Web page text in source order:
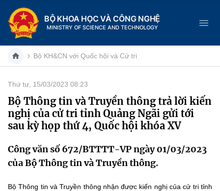
BỘ KHOA HỌC VÀ CÔNG NGHỆ
MINISTRY OF SCIENCE AND TECHNOLOGY
Danh mục
Trang chủ
Chức năng nhiệm vụ
Cơ cấu tổ chức
Tin tức sự kiện
Khoa học và Công nghệ
Dịch vụ công
Bộ KH&CN với Quốc hội và Cử tri
Thứ tư, 15/03/2023 08:23
Bộ Thông tin và Truyền thông trả lời kiến
nghị của cử tri tỉnh Quảng Ngãi gửi tới
sau kỳ họp thứ 4, Quốc hội khóa XV
Công văn số 672/BTTTT-VP ngày 01/03/2023
của Bộ Thông tin và Truyền thông.
Bộ Thông tin và Truyền thông nhận được kiến nghị của cử tri tỉnh